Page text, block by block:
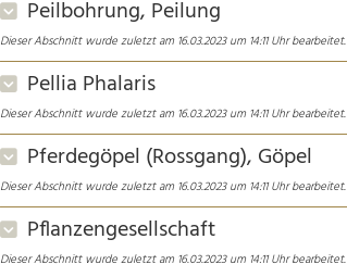
Peilbohrung, Peilung
Dieser Abschnitt wurde zuletzt am 16.03.2023 um 14:11 Uhr bearbeitet.
Pellia Phalaris
Dieser Abschnitt wurde zuletzt am 16.03.2023 um 14:11 Uhr bearbeitet.
Pferdegöpel (Rossgang), Göpel
Dieser Abschnitt wurde zuletzt am 16.03.2023 um 14:11 Uhr bearbeitet.
Pflanzengesellschaft
Dieser Abschnitt wurde zuletzt am 16.03.2023 um 14:11 Uhr bearbeitet.